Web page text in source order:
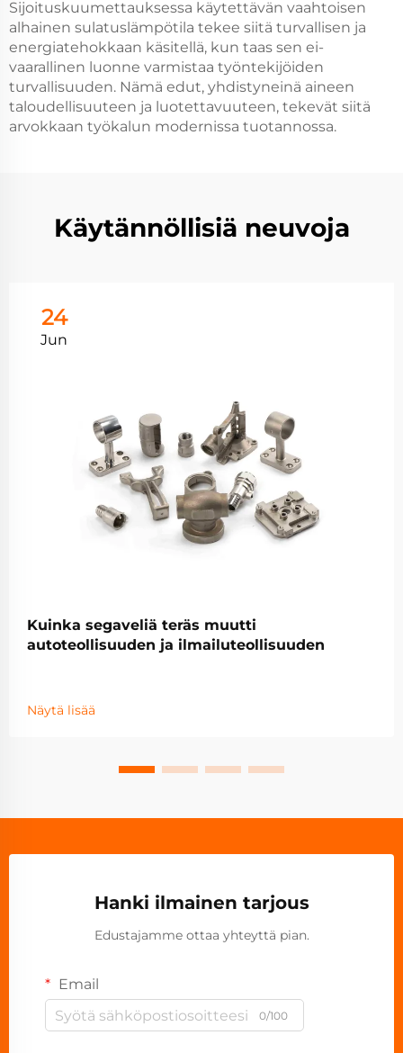
Sijoituskuumettauksessa käytettävän vaahtoisen
alhainen sulatuslämpötila tekee siitä turvallisen ja
energiatehokkaan käsitellä, kun taas sen ei-
vaarallinen luonne varmistaa työntekijöiden
turvallisuuden. Nämä edut, yhdistyneinä aineen
taloudellisuuteen ja luotettavuuteen, tekevät siitä
arvokkaan työkalun modernissa tuotannossa.
Käytännöllisiä neuvoja
24
Jun
Kuinka segaveliä teräs muutti
autoteollisuuden ja ilmailuteollisuuden
Näytä lisää
Hanki ilmainen tarjous
Edustajamme ottaa yhteyttä pian.
Email
0/100